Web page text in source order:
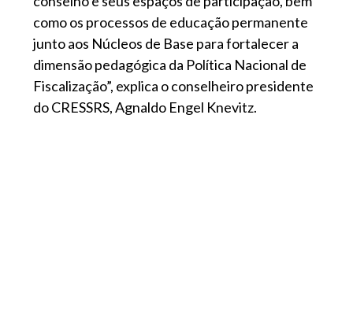
como os processos de educação permanente
junto aos Núcleos de Base para fortalecer a
dimensão pedagógica da Política Nacional de
Fiscalização”, explica o conselheiro presidente
do CRESSRS, Agnaldo Engel Knevitz.